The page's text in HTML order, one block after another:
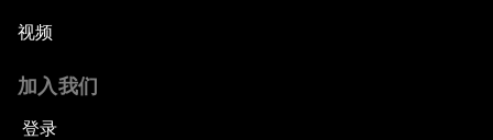
Enabling a Generational Transformation
视频
加入我们
登录